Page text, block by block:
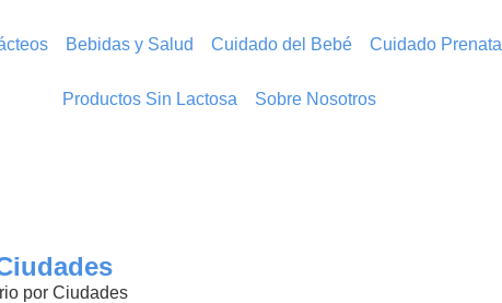
Bebidas y Salud Cuidado del Bebé Cuidado Prenatal
Productos Sin Lactosa Sobre Nosotros
por Ciudades